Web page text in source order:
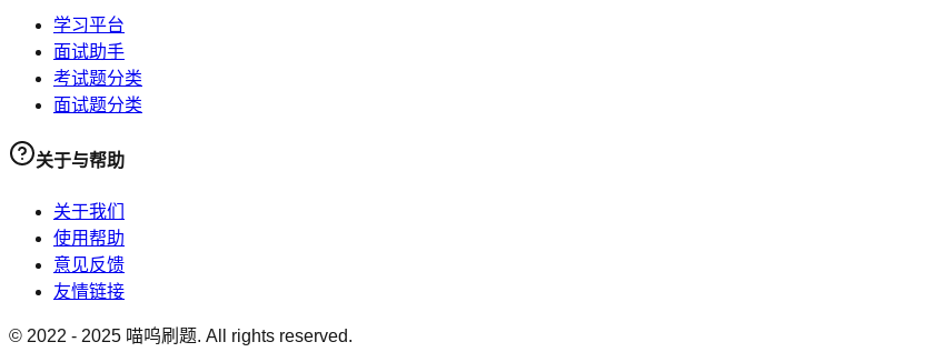
学习平台
面试助手
考试题分类
面试题分类
关于与帮助
关于我们
使用帮助
意见反馈
友情链接
© 2022 - 2025 喵呜刷题. All rights reserved.